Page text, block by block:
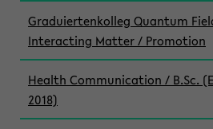
Graduiertenkolleg Quantum
Interacting Matter / Promotion
Health Communication / B.Sc.
2018)